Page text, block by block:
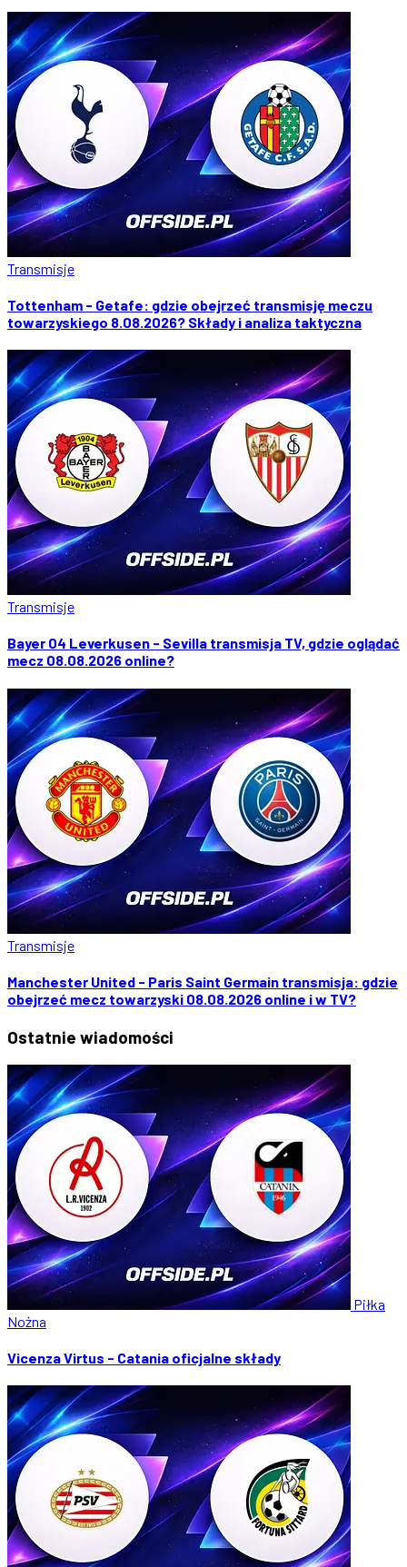
Transmisje
Tottenham - Getafe: gdzie obejrzeć transmisję meczu
towarzyskiego 8.08.2026? Składy i analiza taktyczna
Transmisje
Bayer 04 Leverkusen - Sevilla transmisja TV, gdzie oglądać
mecz 08.08.2026 online?
Transmisje
Manchester United - Paris Saint Germain transmisja: gdzie
obejrzeć mecz towarzyski 08.08.2026 online i w TV?
Ostatnie wiadomości
Piłka
Nożna
Vicenza Virtus - Catania oficjalne składy